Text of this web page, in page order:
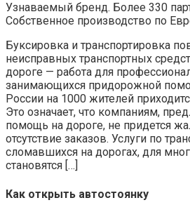
Узнаваемый бренд. Более 330
Собственное производство по
Буксировка и транспортировка
неисправных транспортных
дороге — работа для
занимающихся придорожной
России на 1000 жителей
Это означает, что компаниям,
помощь на дороге, не придется
отсутствие заказов. Услуги по
сломавшихся на дорогах, для
становятся […]
Как открыть автостоянку